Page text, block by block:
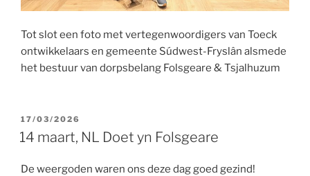
Tot slot een foto met vertegenwoordigers van Toeck
ontwikkelaars en gemeente Súdwest-Fryslân alsmede
het bestuur van dorpsbelang Folsgeare & Tsjalhuzum
GEPLAATST
OP
17/03/2026
14 maart, NL Doet yn Folsgeare
De weergoden waren ons deze dag goed gezind!